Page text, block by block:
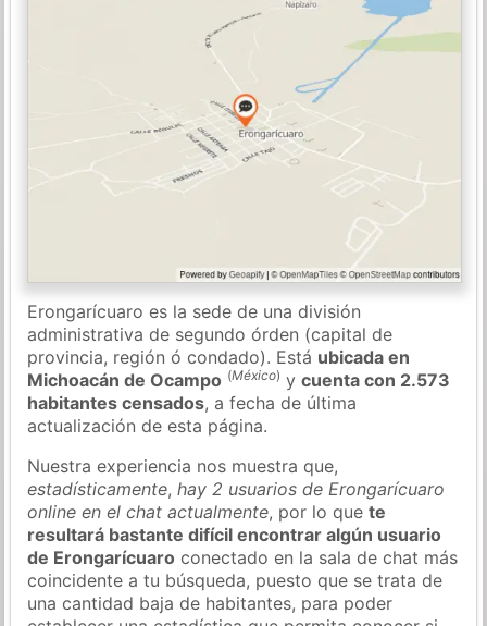
Erongarícuaro es la sede de una división
administrativa de segundo órden (capital de
provincia, región ó condado). Está ubicada en
Michoacán de Ocampo (México) ycuenta con 2.573
habitantes censados, a fecha de última
actualización de esta página.
Nuestra experiencia nos muestra que,
estadísticamente,hay 2 usuarios de Erongarícuaro
online en el chat actualmente, por lo quete
resultará bastante difícil encontrar algún usuario
de Erongarícuaro conectado en la sala de chat más
coincidente a tu búsqueda, puesto que se trata de
una cantidad baja de habitantes, para poder